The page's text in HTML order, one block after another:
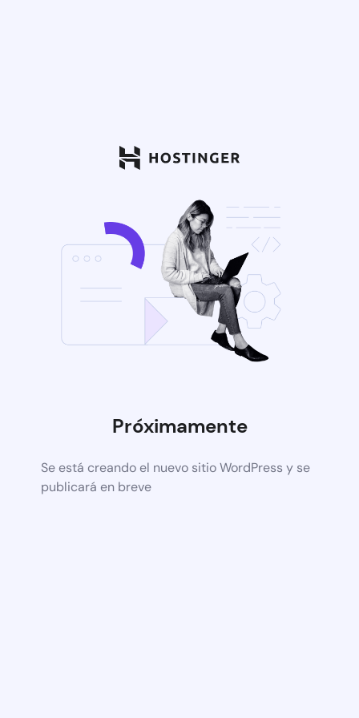
Próximamente
Se está creando el nuevo sitio WordPress y se
publicará en breve